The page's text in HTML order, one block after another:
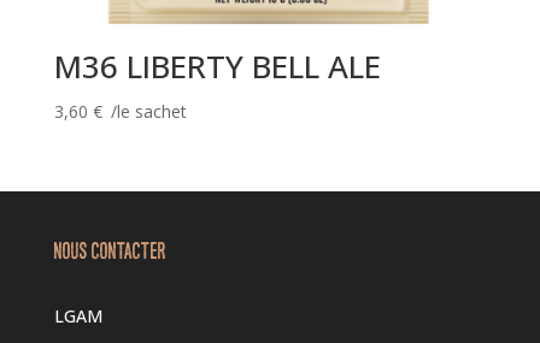
M36 LIBERTY BELL ALE
3,60 € /le sachet
NOUS CONTACTER
LGAM